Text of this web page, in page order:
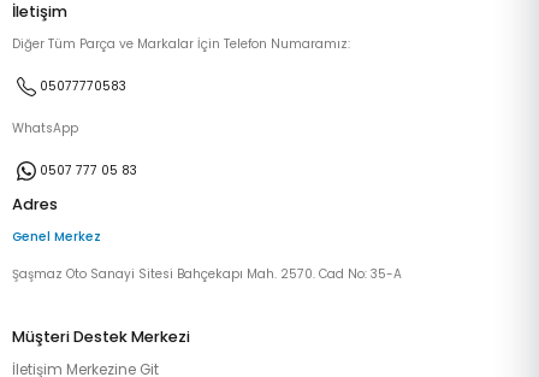
İletişim
Diğer Tüm Parça ve Markalar İçin Telefon Numaramız:
05077770583
WhatsApp
0507 777 05 83
Adres
Genel Merkez
Şaşmaz Oto Sanayi Sitesi Bahçekapı Mah. 2570. Cad No: 35-A
Müşteri Destek Merkezi
İletişim Merkezine Git